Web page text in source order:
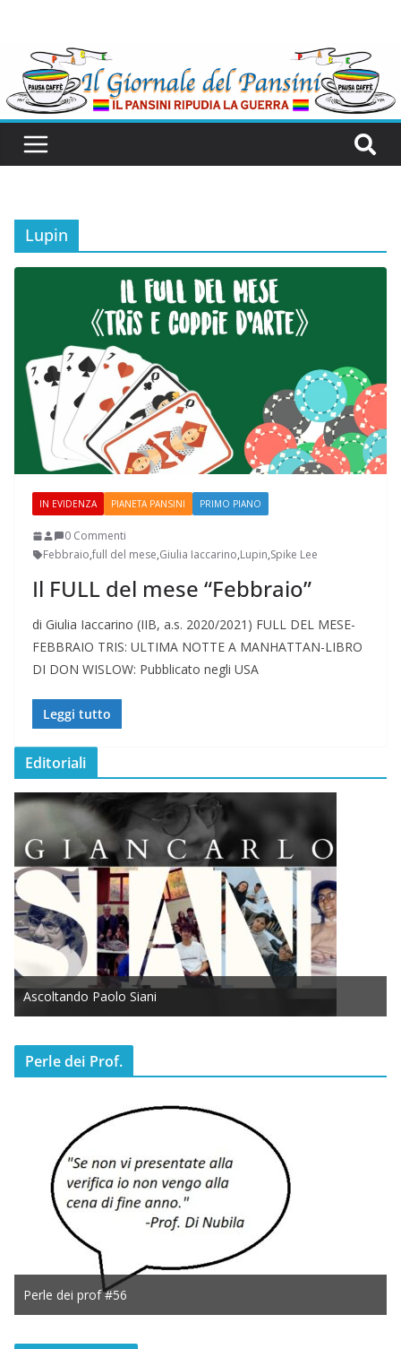
Lupin
IN EVIDENZA PIANETA PANSINI PRIMO PIANO
0 Commenti
Febbraio,full del mese,Giulia Iaccarino,Lupin,Spike Lee
Il FULL del mese “Febbraio”
di Giulia Iaccarino (IIB, a.s. 2020/2021) FULL DEL MESE-
FEBBRAIO TRIS: ULTIMA NOTTE A MANHATTAN-LIBRO
DI DON WISLOW: Pubblicato negli USA
Leggi tutto
Editoriali
Ascoltando Paolo Siani
Perle dei Prof.
Perle dei prof #56